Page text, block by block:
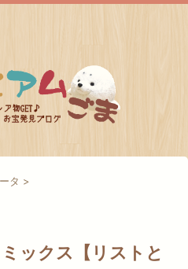
タ >
ックス【リストと